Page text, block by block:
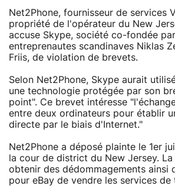
Net2Phone, fournisseur de services
propriété de l'opérateur du New
accuse Skype, société co-fondée
entreprenautes scandinaves Niklas
Friis, de violation de brevets.
Selon Net2Phone, Skype aurait
une technologie protégée par son
point". Ce brevet intéresse
entre deux ordinateurs pour établir
directe par le biais d'Internet."
Net2Phone a déposé plainte le 1er
la cour de district du New Jersey.
obtenir des dédommagements ainsi
pour eBay de vendre les services de